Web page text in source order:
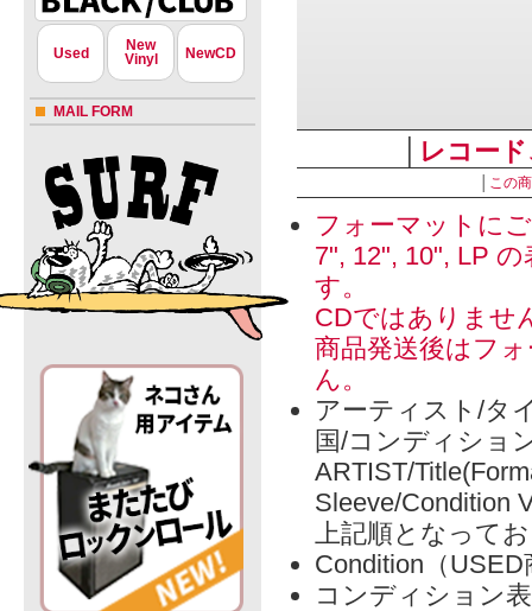
Used
New
Vinyl
NewCD
MAIL FORM
レコー
この
フォーマットに
7", 12", 10", LP
す。
CDではありませ
商品発送後はフ
ん。
アーティスト/タ
国/コンディショ
ARTIST/
Sleeve/Condition
上記順となって
Condition（
コンディション